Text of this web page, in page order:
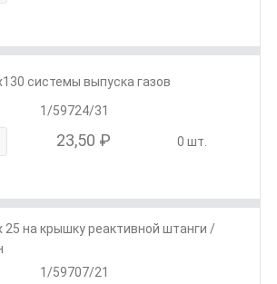
системы выпуска газов
1/59724/31
23,50 ₽ 0 шт.
25 на крышку реактивной штанги /
1/59707/21